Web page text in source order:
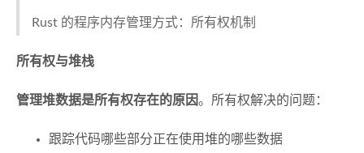
Rust 的程序内存管理方式：所有权机制
所有权与堆栈
管理堆数据是所有权存在的原因。所有权解决的问题：
跟踪代码哪些部分正在使用堆的哪些数据